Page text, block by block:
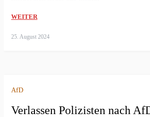
WEITER
25. August 2024
AfD
Verlassen Polizisten nach